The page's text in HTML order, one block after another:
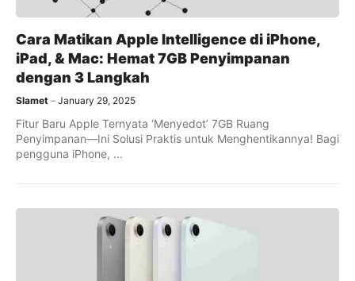
Cara Matikan Apple Intelligence di iPhone,
iPad, & Mac: Hemat 7GB Penyimpanan
dengan 3 Langkah
Slamet January 29, 2025
Fitur Baru Apple Ternyata ‘Menyedot’ 7GB Ruang
Penyimpanan—Ini Solusi Praktis untuk Menghentikannya! Bagi
pengguna iPhone, ...